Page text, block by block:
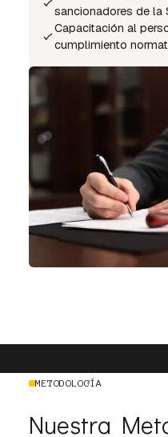
sancionadores de la
Capacitación al
cumplimiento
METODOLOGÍA
Nuestra